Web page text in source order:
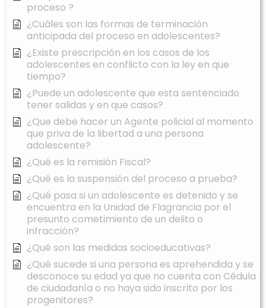
proceso ?
¿Cuáles son las formas de terminación
anticipada del proceso en adolescentes?
¿Existe prescripción en los casos de los
adolescentes en conflicto con la ley en que
tiempo?
¿Puede un adolescente que esta sentenciado
tener salidas y en que casos?
¿Que debe hacer un Agente policial al momento
que priva de la libertad a una persona
adolescente?
¿Qué es la remisión Fiscal?
¿Qué es la suspensión del proceso a prueba?
¿Qué pasa si un adolescente es detenido y se
encuentra en la Unidad de Flagrancia por el
presunto cometimiento de un delito o
infracción?
¿Qué son las medidas socioeducativas?
¿Qué sucede si una persona es aprehendida y se
desconoce su edad ya que no cuenta con Cédula
de ciudadanía o no haya sido inscrito por los
progenitores?